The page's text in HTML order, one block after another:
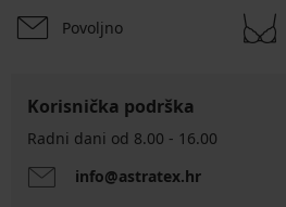
Povoljno
Korisnička podrška
Radni dani od 8.00 - 16.00
info@astratex.hr